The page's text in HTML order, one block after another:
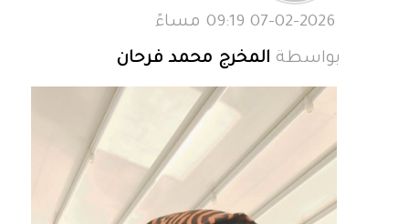
بواسطة المخرج محمد فرحان